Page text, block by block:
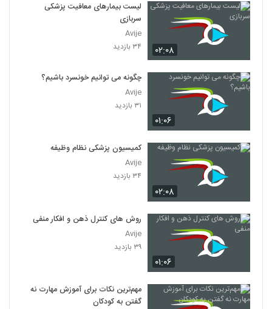
۰۲:۰۸
لیست بیمارهای معافیت پزشکی
سربازی
Avije
۳۴ بازدید
۰۱:۰۶
چگونه می توانیم خونسرد باشیم؟
Avije
۳۱ بازدید
۰۲:۰۸
کمیسیون پزشکی نظام وظیفه
Avije
۳۴ بازدید
۰۱:۰۶
روش های کنترل ذهن و افکار منفی
Avije
۳۹ بازدید
مهم‌ترین نکات برای آموزش مهارت نه
گفتن به کودکان